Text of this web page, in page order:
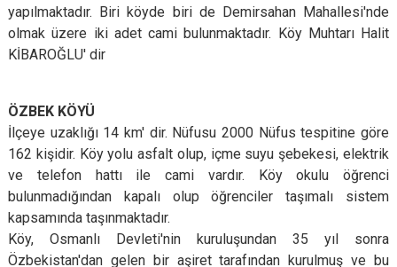
yapılmaktadır. Biri köyde biri de Demirsahan Mahallesi'nde
olmak üzere iki adet cami bulunmaktadır. Köy Muhtarı Halit
KİBAROĞLU' dir
ÖZBEK KÖYÜ
İlçeye uzaklığı 14 km' dir. Nüfusu 2000 Nüfus tespitine göre
162 kişidir. Köy yolu asfalt olup, içme suyu şebekesi, elektrik
ve telefon hattı ile cami vardır. Köy okulu öğrenci
bulunmadığından kapalı olup öğrenciler taşımalı sistem
kapsamında taşınmaktadır.
Köy, Osmanlı Devleti'nin kuruluşundan 35 yıl sonra
Özbekistan'dan gelen bir aşiret tarafından kurulmuş ve bu